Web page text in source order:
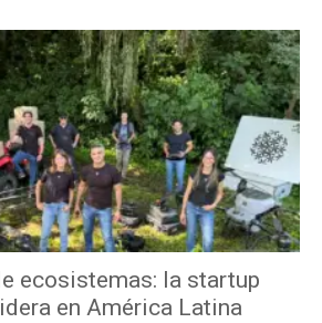
ecosistemas: la startup
en América Latina